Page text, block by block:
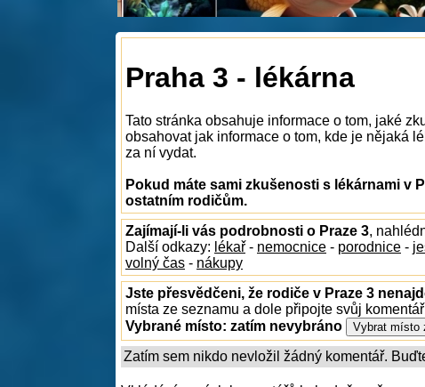
Praha 3 - lékárna
Tato stránka obsahuje informace o tom, jaké
obsahovat jak informace o tom, kde je nějaká
za ní vydat.
Pokud máte sami zkušenosti s lékárnami v
ostatním rodičům.
Zajímají-li vás podrobnosti o Praze 3,
Další odkazy: lékař - nemocnice - porodnice -
volný čas - nákupy
Jste přesvědčeni, že rodiče v Praze 3
místa ze seznamu a dole připojte svůj
Vybrané místo: zatím nevybráno
Zatím sem nikdo nevložil žádný komentář.